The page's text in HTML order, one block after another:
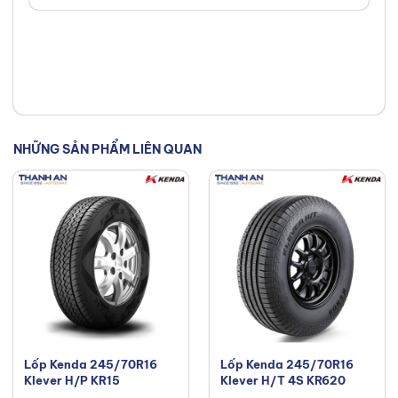
tạp về lốp xe một cách dễ hiểu
ứng chính xác nhu cầu và ngân
NHỮNG SẢN PHẨM LIÊN QUAN
Lốp Kenda 245/70R16
Klever H/P KR15
Lốp Kenda 245/70R16
Klever H/T 4S KR620